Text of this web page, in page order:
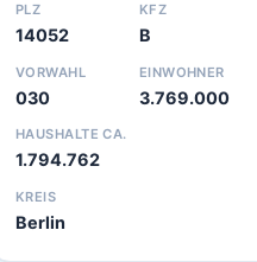
PLZ
14052
KFZ
B
VORWAHL
030
EINWOHNER
3.769.000
HAUSHALTE CA.
1.794.762
KREIS
Berlin